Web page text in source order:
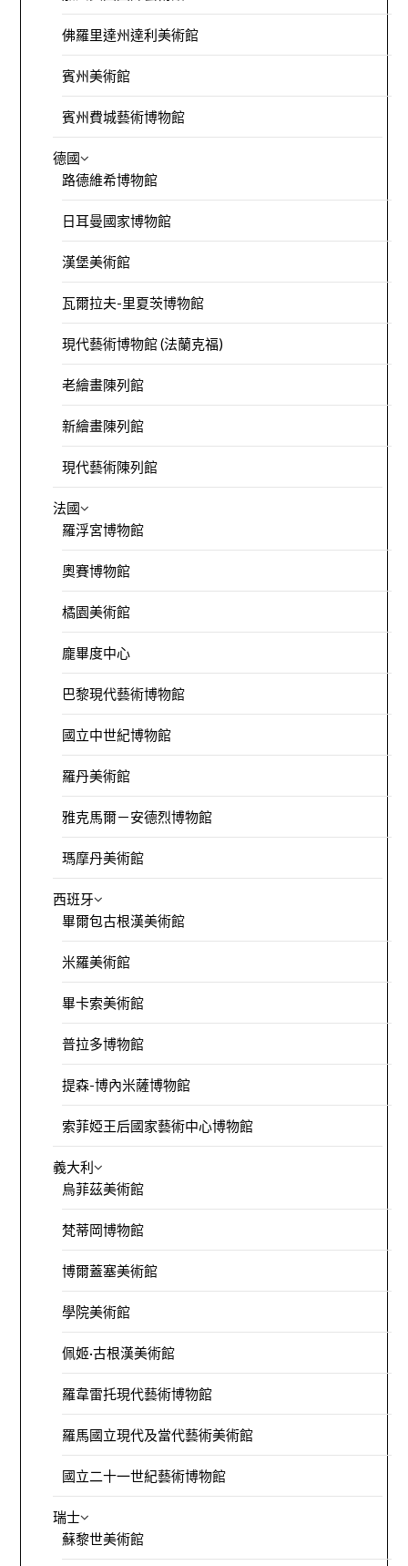
佛羅里達州達利美術館
賓州美術館
賓州費城藝術博物館
德國
路德維希博物館
日耳曼國家博物館
漢堡美術館
瓦爾拉夫-里夏茨博物館
現代藝術博物館 (法蘭克福)
老繪畫陳列館
新繪畫陳列館
現代藝術陳列館
法國
羅浮宮博物館
奧賽博物館
橘園美術館
龐畢度中心
巴黎現代藝術博物館
國立中世紀博物館
羅丹美術館
雅克馬爾－安德烈博物館
瑪摩丹美術館
西班牙
畢爾包古根漢美術館
米羅美術館
畢卡索美術館
普拉多博物館
提森-博內米薩博物館
索菲婭王后國家藝術中心博物館
義大利
烏菲茲美術館
梵蒂岡博物館
博爾蓋塞美術館
學院美術館
佩姬·古根漢美術館
羅韋雷托現代藝術博物館
羅馬國立現代及當代藝術美術館
國立二十一世紀藝術博物館
瑞士
蘇黎世美術館